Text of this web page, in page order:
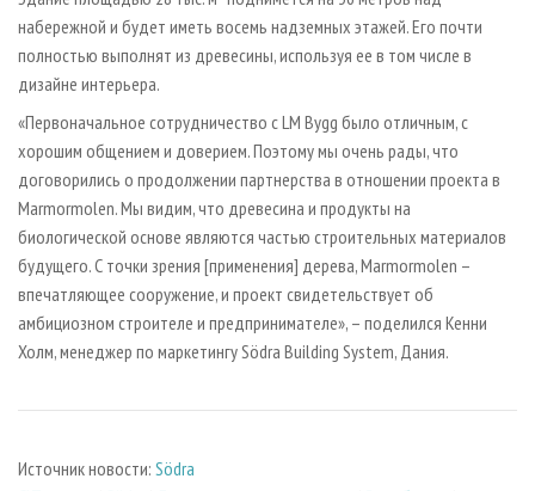
ЦБП
ИНСТРУМЕНТ И МАТЕРИАЛЫ
ГАЗЕТА ЛЕСПРОМФОРУМ
БИБЛИОТЕКА СПЕЦИАЛИСТА
набережной и будет иметь восемь надземных этажей. Его почти
полностью выполнят из древесины, используя ее в том числе в
дизайне интерьера.
«Первоначальное сотрудничество с LM Bygg было отличным, с
хорошим общением и доверием. Поэтому мы очень рады, что
договорились о продолжении партнерства в отношении проекта в
Marmormolen. Мы видим, что древесина и продукты на
биологической основе являются частью строительных материалов
будущего. С точки зрения [применения] дерева, Marmormolen –
впечатляющее сооружение, и проект свидетельствует об
амбициозном строителе и предпринимателе», – поделился Кенни
Холм, менеджер по маркетингу Södra Building System, Дания.
Источник новости: Södra